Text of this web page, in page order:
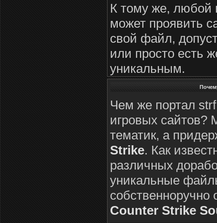
К тому же, любой
может проявить
свой файл,
или просто есть
уникальным.
Чем же портал
игровых сайтов?
тематик, а
Strike. Как
различных
уникальные
собственноручно
Counter Strike